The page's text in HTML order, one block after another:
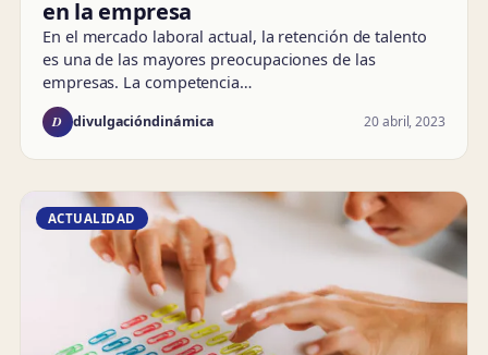
en la empresa
En el mercado laboral actual, la retención de talento
es una de las mayores preocupaciones de las
empresas. La competencia…
D divulgacióndinámica 20 abril, 2023
ACTUALIDAD